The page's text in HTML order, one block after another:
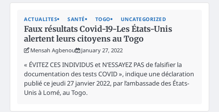
ACTUALITES SANTÉ TOGO UNCATEGORIZED
Faux résultats Covid-19-Les États-Unis
alertent leurs citoyens au Togo
Mensah Agbenou January 27, 2022
« ÉVITEZ CES INDIVIDUS et N’ESSAYEZ PAS de falsifier la
documentation des tests COVID », indique une déclaration
publié ce jeudi 27 janvier 2022, par l’ambassade des États-
Unis à Lomé, au Togo.